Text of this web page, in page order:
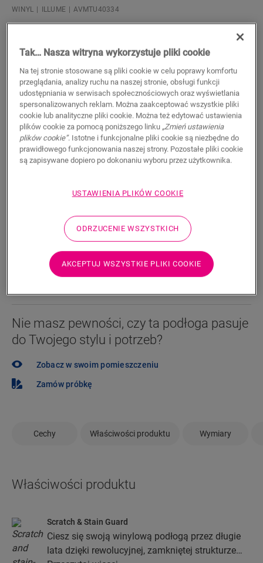
WINYL ILLUME AVMTU40334
Kompatybilne z ogrzewaniem i chłodzeniem podłogowym
Autentyczny wygląd kamienia
Wodoodporne
Zintegrowany podkład
199,95PLN/m²
Sugerowana cena brutto
Znajdź dealera w swoim regionie
Cię jakieś pytania? Nie ma problemu! Zawsze możesz
Nie masz pewności, czy ta podłoga pasuje
do Twojego stylu i potrzeb?
Zobacz w swoim pomieszczeniu
Zamów próbkę
Cechy Właściwości produktu Wymiary
Właściwości produktu
Scratch & Stain Guard
Ciesz się swoją winylową podłogą przez długie
lata dzięki rewolucyjnej, zamkniętej strukturze
Tak… Nasza witryna wykorzystuje pliki cookie
Na tej stronie stosowane są pliki cookie w celu poprawy komfortu
przeglądania, analizy ruchu na naszej stronie, obsługi funkcji
udostępniania w serwisach społecznościowych oraz wyświetlania
spersonalizowanych reklam. Można zaakceptować wszystkie pliki
cookie lub analityczne pliki cookie. Można też edytować ustawienia
plików cookie za pomocą poniższego linku „Zmień ustawienia
plików cookie”. Istotne i funkcjonalne pliki cookie są niezbędne do
prawidłowego funkcjonowania naszej strony. Pozostałe pliki cookie
są zapisywane dopiero po dokonaniu wyboru przez użytkownika.
USTAWIENIA PLIKÓW COOKIE
ODRZUCENIE WSZYSTKICH
AKCEPTUJ WSZYSTKIE PLIKI COOKIE